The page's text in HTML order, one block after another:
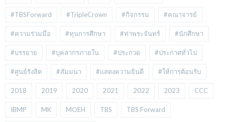
#TBSForward #TripleCrown #กิจกรรม #คณาจารย์
#ความร่วมมือ #ทุนการศึกษา #ท่าพระจันทร์ #นักศึกษา
#บรรยาย #บุคลากรภายใน #ประกวด #ประกาศทั่วไป
#ศูนย์รังสิต #สัมมนา #แสดงความยินดี #ให้การต้อนรับ
2018 2019 2020 2021 2022 2023 CCC
IBMP MK MOEH TBS TBS Forward